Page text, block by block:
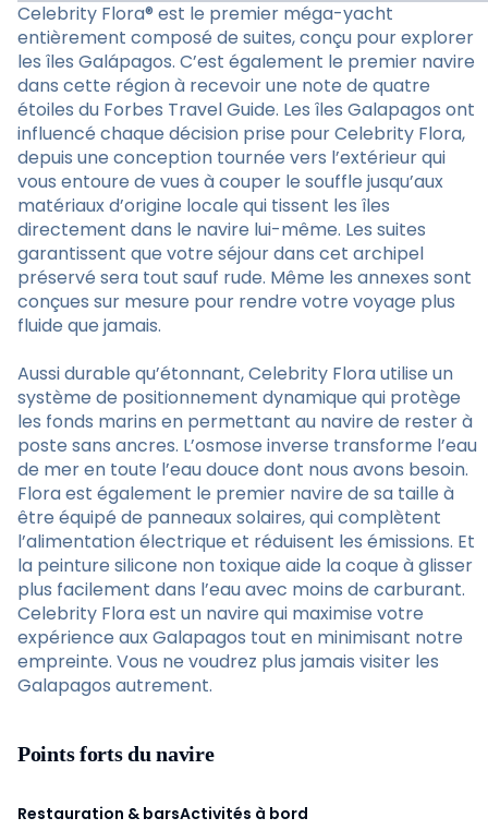
Celebrity Flora® est le premier méga-yacht
entièrement composé de suites, conçu pour explorer
les îles Galápagos. C’est également le premier navire
dans cette région à recevoir une note de quatre
étoiles du Forbes Travel Guide. Les îles Galapagos ont
influencé chaque décision prise pour Celebrity Flora,
depuis une conception tournée vers l’extérieur qui
vous entoure de vues à couper le souffle jusqu’aux
matériaux d’origine locale qui tissent les îles
directement dans le navire lui-même. Les suites
garantissent que votre séjour dans cet archipel
préservé sera tout sauf rude. Même les annexes sont
conçues sur mesure pour rendre votre voyage plus
fluide que jamais.
Aussi durable qu’étonnant, Celebrity Flora utilise un
système de positionnement dynamique qui protège
les fonds marins en permettant au navire de rester à
poste sans ancres. L’osmose inverse transforme l’eau
de mer en toute l’eau douce dont nous avons besoin.
Flora est également le premier navire de sa taille à
être équipé de panneaux solaires, qui complètent
l’alimentation électrique et réduisent les émissions. Et
la peinture silicone non toxique aide la coque à glisser
plus facilement dans l’eau avec moins de carburant.
Celebrity Flora est un navire qui maximise votre
expérience aux Galapagos tout en minimisant notre
empreinte. Vous ne voudrez plus jamais visiter les
Galapagos autrement.
Points forts du navire
Restauration & barsActivités à bord